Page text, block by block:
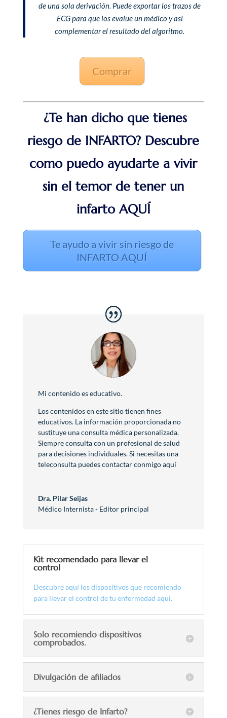
de una sola derivación. Puede exportar los trazos de
ECG para que los evalue un médico y así
complementar el resultado del algoritmo.
Comprar
¿Te han dicho que tienes
riesgo de INFARTO? Descubre
como puedo ayudarte a vivir
sin el temor de tener un
infarto AQUÍ
Te ayudo a vivir sin riesgo de
INFARTO AQUÍ
Mi contenido es educativo.
Los contenidos en este sitio tienen fines
educativos. La información proporcionada no
sustituye una consulta médica personalizada.
Siempre consulta con un profesional de salud
para decisiones individuales. Si necesitas una
teleconsulta puedes contactar conmigo aquí
Dra. Pilar Seijas
Médico Internista - Editor principal
Kit recomendado para llevar el
control
Descubre aquí los dispositivos que recomiendo
para llevar el control de tu enfermedad aquí.
Solo recomiendo dispositivos
comprobados.
Divulgación de afiliados
¿Tienes riesgo de Infarto?